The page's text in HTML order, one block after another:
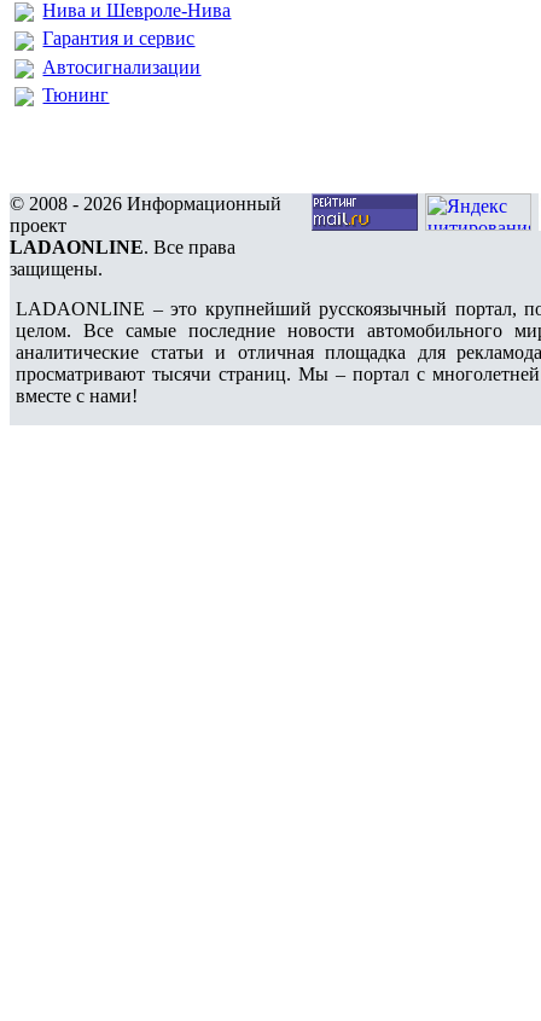
Нива и Шевроле-Нива
Гарантия и сервис
Автосигнализации
Тюнинг
© 2008 - 2026 Информационный
проект
LADAONLINE. Все права
защищены.
LADAONLINE – это крупнейший русскоязычный портал,
целом. Все самые последние новости автомобильного
аналитические статьи и отличная площадка для
просматривают тысячи страниц. Мы – портал с
вместе с нами!